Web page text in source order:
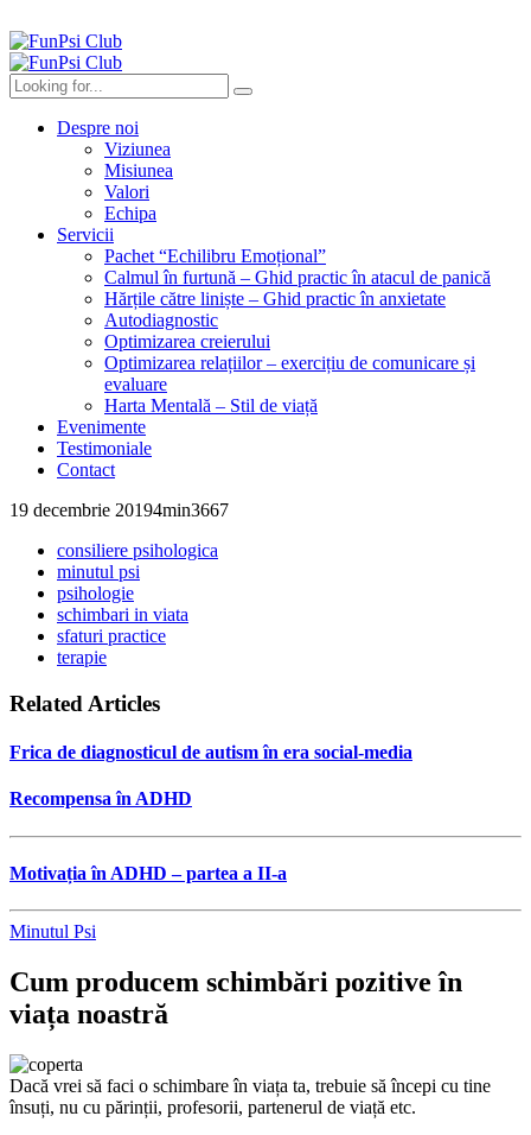
Despre noi
Viziunea
Misiunea
Valori
Echipa
Servicii
Pachet “Echilibru Emoțional”
Calmul în furtună – Ghid practic în atacul de panică
Hărțile către liniște – Ghid practic în anxietate
Autodiagnostic
Optimizarea creierului
Optimizarea relațiilor – exercițiu de comunicare și
evaluare
Harta Mentală – Stil de viață
Evenimente
Testimoniale
Contact
19 decembrie 20194min3667
consiliere psihologica
minutul psi
psihologie
schimbari in viata
sfaturi practice
terapie
Related Articles
Frica de diagnosticul de autism în era social-media
Recompensa în ADHD
Motivația în ADHD – partea a II-a
Minutul Psi
Cum producem schimbări pozitive în
viața noastră
Dacă vrei să faci o schimbare în viața ta, trebuie să începi cu tine
însuți, nu cu părinții, profesorii, partenerul de viață etc.